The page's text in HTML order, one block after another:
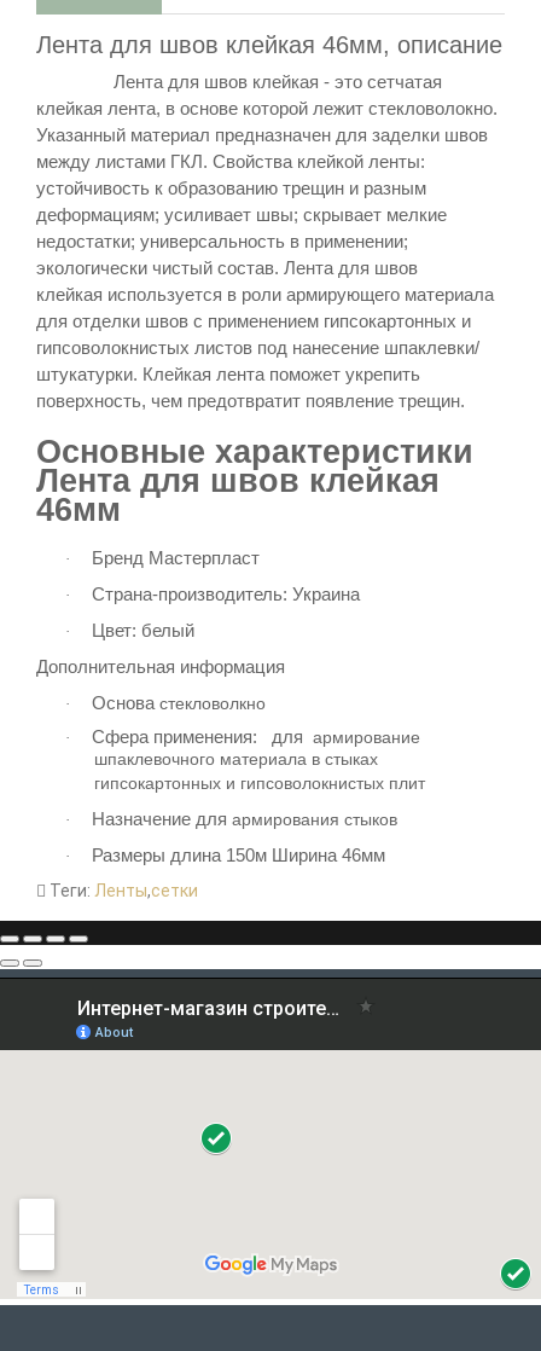
Лента для швов клейкая 46мм, описание
Лента для швов клейкая - это сетчатая
клейкая лента, в основе которой лежит стекловолокно.
Указанный материал предназначен для заделки швов
между листами ГКЛ. Свойства клейкой ленты:
устойчивость к образованию трещин и разным
деформациям; усиливает швы; скрывает мелкие
недостатки; универсальность в применении;
экологически чистый состав. Лента для швов
клейкая используется в роли армирующего материала
для отделки швов с применением гипсокартонных и
гипсоволокнистых листов под нанесение шпаклевки/
штукатурки. Клейкая лента поможет укрепить
поверхность, чем предотвратит появление трещин.
Основные характеристики
Лента для швов клейкая
46мм
· Бренд Мастерпласт
· Страна-производитель: Украина
·
Цвет: белый
Дополнительная информация
· Основа стекловолкно
· Сфера применения: для армирование
шпаклевочного материала в стыках
гипсокартонных и гипсоволокнистых плит
· Назначение для армирования стыков
· Размеры длина 150м Ширина 46мм
Теги: Ленты,сетки